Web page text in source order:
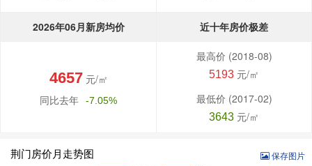
2026年06月新房均价 近十年房价极差
4657 元/㎡
同比去年
-7.05%
最高价 (2018-08)
5193 元/㎡
最低价 (2017-02)
3643 元/㎡
荆门房价月走势图 保存图片